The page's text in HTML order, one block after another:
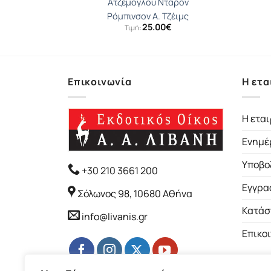
Ατζέμογλου Ντάρον
Ρόμπινσον Α. Τζέιμς
Τιμή:25.00€
Επικοινωνία
+30 210 3661 200
Σόλωνος 98, 10680 Αθήνα
info@livanis.gr
Η
Η